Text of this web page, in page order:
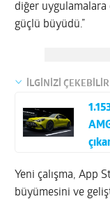
diğer uygulamalara
güçlü büyüdü.”
İLGİNİZİ ÇEKEBİLİR
Yeni çalışma, App
büyümesini ve